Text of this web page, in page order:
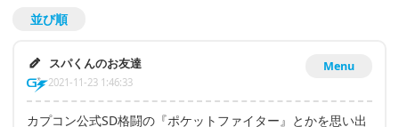
並び順
Menu
スパくんのお友達
2021-11-23 1:46:33
カプコン公式SD格闘の『ポケットファイター』とかを思い出